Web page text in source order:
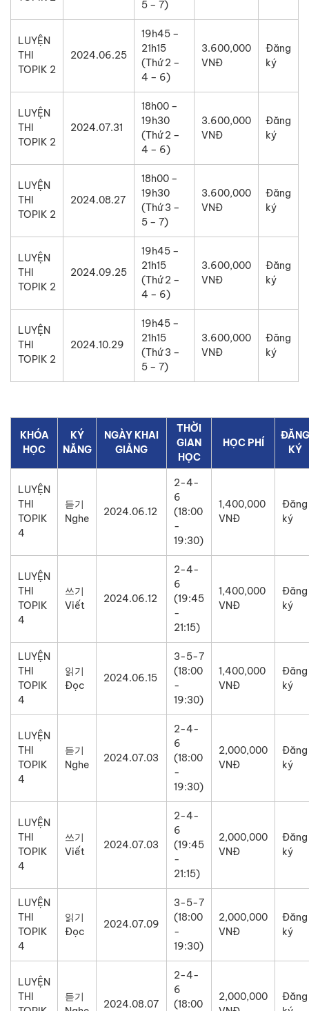
5 – 7)
LUYỆN
THI
TOPIK 2
2024.06.25
19h45 –
21h15
(Thứ 2 –
4 – 6)
3.600,000
VNĐ
Đăng
ký
LUYỆN
THI
TOPIK 2
2024.07.31
18h00 –
19h30
(Thứ 2 –
4 – 6)
3.600,000
VNĐ
Đăng
ký
LUYỆN
THI
TOPIK 2
2024.08.27
18h00 –
19h30
(Thứ 3 –
5 – 7)
3.600,000
VNĐ
Đăng
ký
LUYỆN
THI
TOPIK 2
2024.09.25
19h45 –
21h15
(Thứ 2 –
4 – 6)
3.600,000
VNĐ
Đăng
ký
LUYỆN
THI
TOPIK 2
2024.10.29
19h45 –
21h15
(Thứ 3 –
5 – 7)
3.600,000
VNĐ
Đăng
ký
KHÓA
HỌC
KÝ
NĂNG
NGÀY KHAI
GIẢNG
THỜI
GIAN
HỌC
HỌC PHÍ
ĐĂNG
KÝ
LUYỆN
THI
TOPIK
4
듣기
Nghe
2024.06.12
2-4-
6
(18:00
-
19:30)
1,400,000
VNĐ
Đăng
ký
LUYỆN
THI
TOPIK
4
쓰기
Viết
2024.06.12
2-4-
6
(19:45
-
21:15)
1,400,000
VNĐ
Đăng
ký
LUYỆN
THI
TOPIK
4
읽기
Đọc
2024.06.15
3-5-7
(18:00
-
19:30)
1,400,000
VNĐ
Đăng
ký
LUYỆN
THI
TOPIK
4
듣기
Nghe
2024.07.03
2-4-
6
(18:00
-
19:30)
2,000,000
VNĐ
Đăng
ký
LUYỆN
THI
TOPIK
4
쓰기
Viết
2024.07.03
2-4-
6
(19:45
-
21:15)
2,000,000
VNĐ
Đăng
ký
LUYỆN
THI
TOPIK
4
읽기
Đọc
2024.07.09
3-5-7
(18:00
-
19:30)
2,000,000
VNĐ
Đăng
ký
LUYỆN
THI
듣기
2024.08.07
2-4-
6
(18:00
2,000,000
Đăng